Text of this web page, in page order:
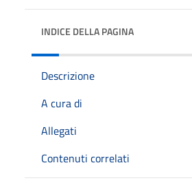
INDICE DELLA PAGINA
Descrizione
A cura di
Allegati
Contenuti correlati